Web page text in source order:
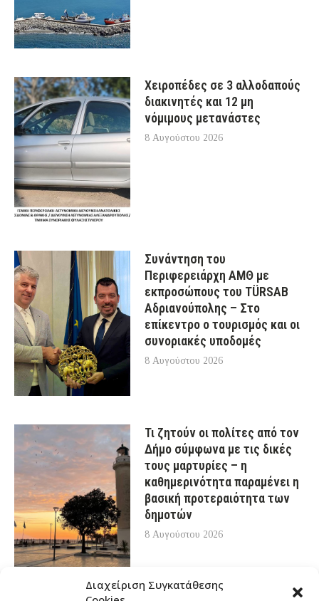
Διαχείριση Συγκατάθεσης
Χειροπέδες σε 3 αλλοδαπούς
διακινητές και 12 μη
νόμιμους μετανάστες
8 Αυγούστου 2026
Συνάντηση του
Περιφερειάρχη ΑΜΘ με
εκπροσώπους του TÜRSAB
Αδριανούπολης – Στο
επίκεντρο ο τουρισμός και οι
συνοριακές υποδομές
8 Αυγούστου 2026
Τι ζητούν οι πολίτες από τον
Δήμο σύμφωνα με τις δικές
τους μαρτυρίες – η
καθημερινότητα παραμένει η
βασική προτεραιότητα των
δημοτών
8 Αυγούστου 2026